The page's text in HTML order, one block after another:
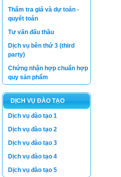
Thẩm tra giá và dự toán -
quyết toán
Tư vấn đấu thầu
Dịch vụ bên thứ 3 (third
party)
Chứng nhận hợp chuẩn hợp
quy sản phẩm
DỊCH VỤ ĐÀO TẠO
Dịch vụ đào tạo 1
Dịch vụ đào tạo 2
Dịch vụ đào tạo 3
Dịch vụ đào tạo 4
Dịch vụ đào tạo 5